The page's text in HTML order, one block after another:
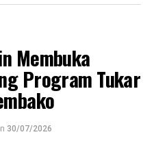
untuk kegiatan yang
seperti pendidikan politik
untuk operasional partai.
benar dirasakan
Selatan, itu pesan
” ujar Adi kepada
Membuka
Program Tukar
30/07/2026